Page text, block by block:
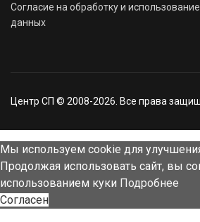
Согласие на обработку и
данных
Центр СП © 2008-2026. Все права
Мы используем cookie для
Продолжая использовать сайт, вы
использованием куки Подробнее
Согласен